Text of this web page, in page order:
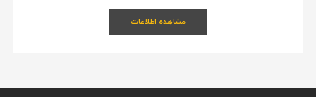
مشاهده اطلاعات